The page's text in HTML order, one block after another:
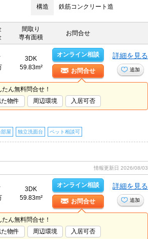
構造 鉄筋コンクリート造
間取り
専有面積
お問合せ
3DK
59.83m²
オンライン相談
お問合せ
詳細を見る
追加
ん無料問合せ！
た物件 周辺環境 入居可否
部屋 独立洗面台 ペット相談可
情報更新日 2026/08/03
3DK
59.83m²
オンライン相談
お問合せ
詳細を見る
追加
ん無料問合せ！
た物件 周辺環境 入居可否